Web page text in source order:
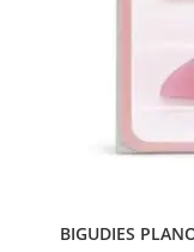
BIGUDIES